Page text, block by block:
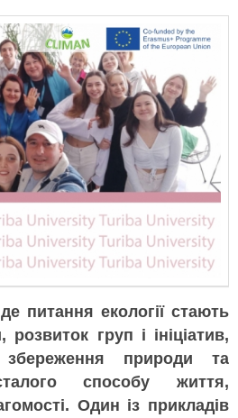
питання екології стають
груп і ініціатив,
природи та
способу життя,
Один із прикладів